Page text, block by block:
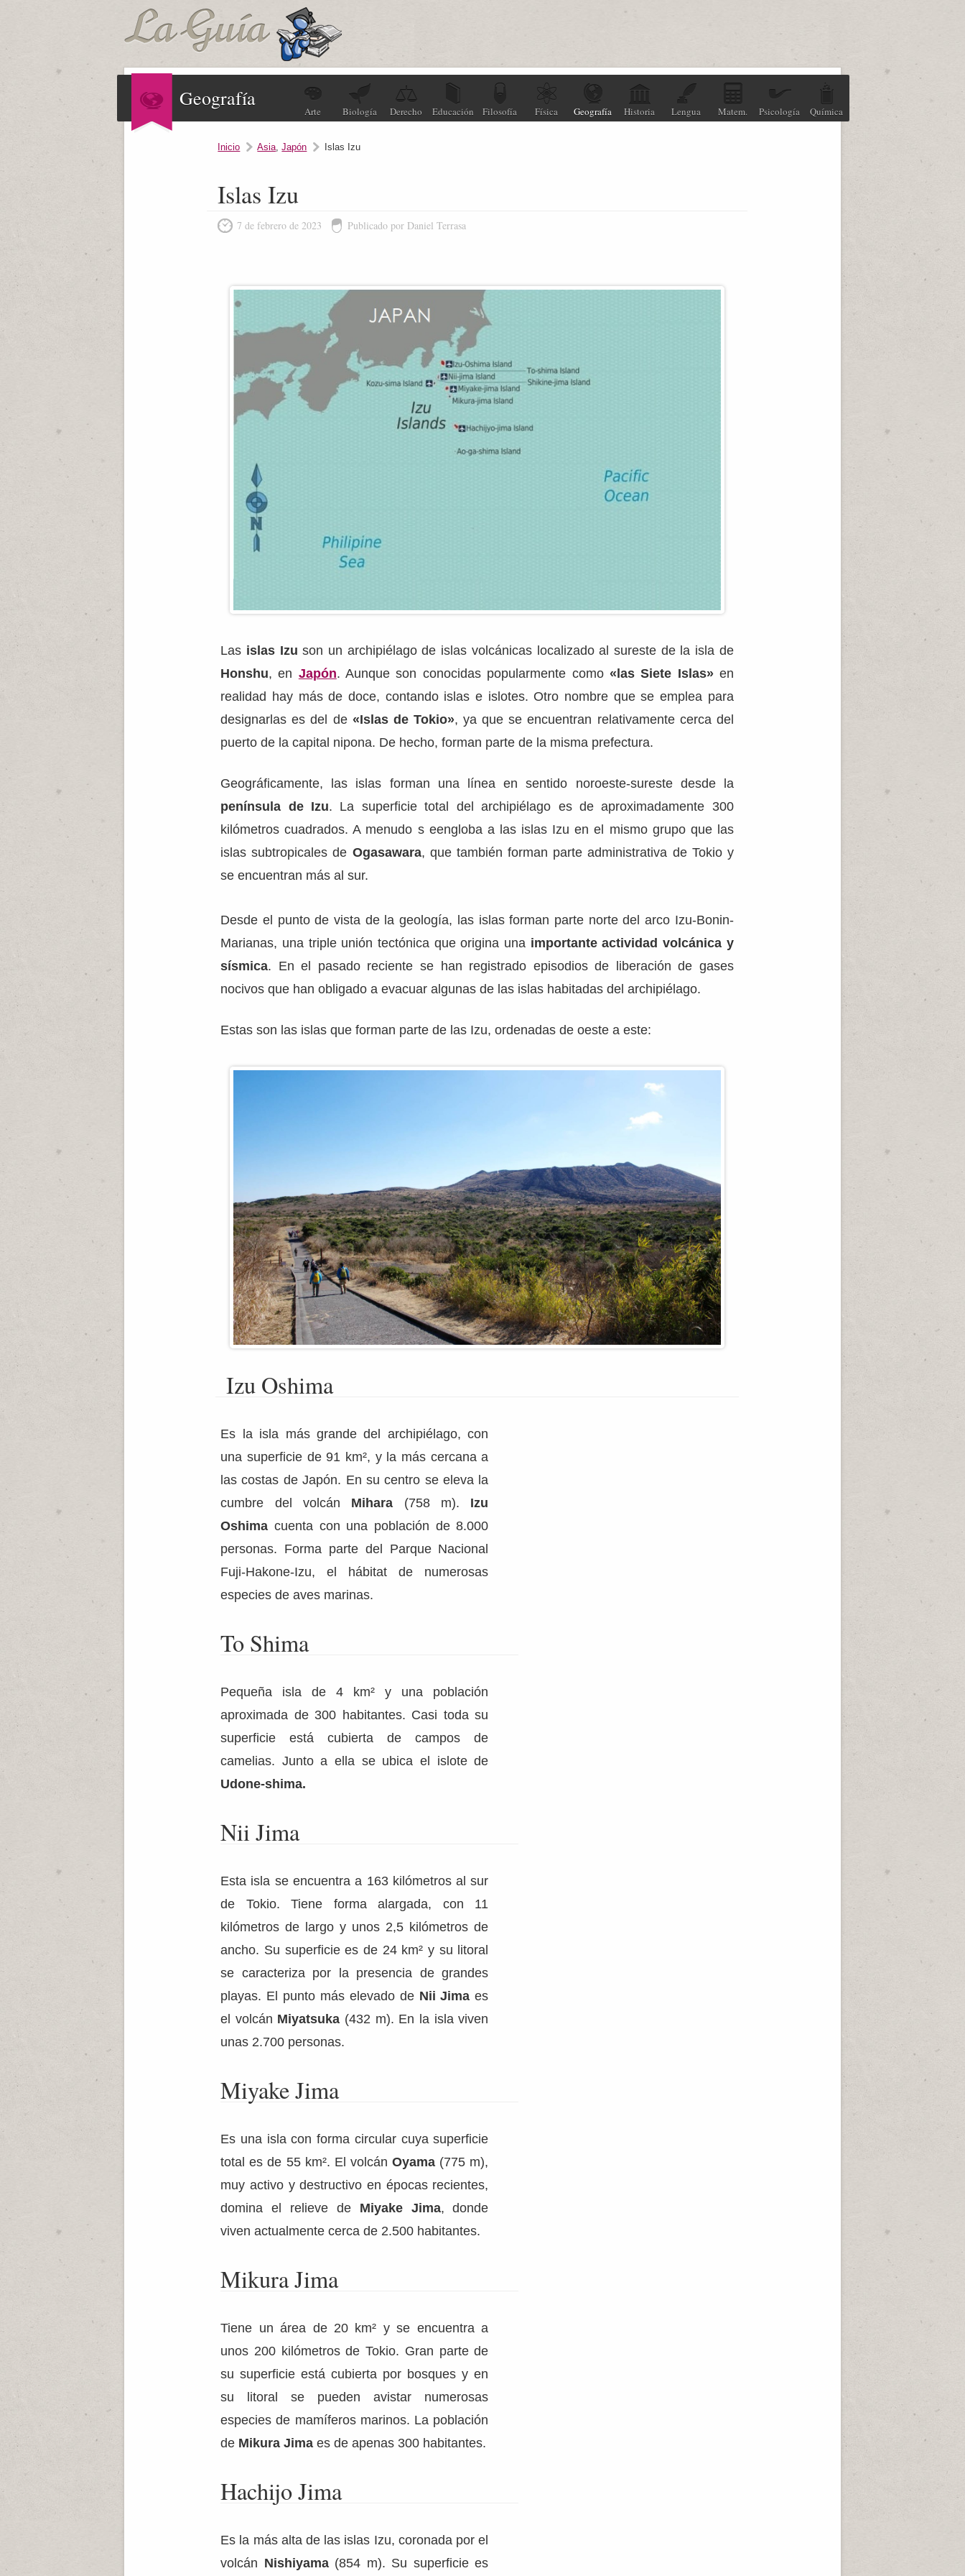
Geografía
Arte Biología Derecho Educación Filosofía Física Geografía Historia Lengua Matem. Psicología Química
Inicio Asia,Japón Islas Izu
Islas Izu
7 de febrero de 2023 Publicado por Daniel Terrasa
Las islas Izu son un archipiélago de islas volcánicas localizado al sureste de la isla de
Honshu, en Japón. Aunque son conocidas popularmente como«las Siete Islas»en
realidad hay más de doce, contando islas e islotes. Otro nombre que se emplea para
designarlas es del de «Islas de Tokio», ya que se encuentran relativamente cerca del
puerto de la capital nipona. De hecho, forman parte de la misma prefectura.
Geográficamente, las islas forman una línea en sentido noroeste-sureste desde la
península de Izu. La superficie total del archipiélago es de aproximadamente 300
kilómetros cuadrados. A menudo s eengloba a las islas Izu en el mismo grupo que las
islas subtropicales de Ogasawara, que también forman parte administrativa de Tokio y
se encuentran más al sur.
Desde el punto de vista de la geología, las islas forman parte norte del arco Izu-Bonin-
Marianas, una triple unión tectónica que origina una importante actividad volcánica y
sísmica. En el pasado reciente se han registrado episodios de liberación de gases
nocivos que han obligado a evacuar algunas de las islas habitadas del archipiélago.
Estas son las islas que forman parte de las Izu, ordenadas de oeste a este:
Izu Oshima
Es la isla más grande del archipiélago, con
una superficie de 91 km², y la más cercana a
las costas de Japón. En su centro se eleva la
cumbre del volcán Mihara (758 m). Izu
Oshima cuenta con una población de 8.000
personas. Forma parte del Parque Nacional
Fuji-Hakone-Izu, el hábitat de numerosas
especies de aves marinas.
To Shima
Pequeña isla de 4 km² y una población
aproximada de 300 habitantes. Casi toda su
superficie está cubierta de campos de
camelias. Junto a ella se ubica el islote de
Udone-shima.
Nii Jima
Esta isla se encuentra a 163 kilómetros al sur
de Tokio. Tiene forma alargada, con 11
kilómetros de largo y unos 2,5 kilómetros de
ancho. Su superficie es de 24 km² y su litoral
se caracteriza por la presencia de grandes
playas. El punto más elevado de Nii Jima es
el volcán Miyatsuka (432 m). En la isla viven
unas 2.700 personas.
Miyake Jima
Es una isla con forma circular cuya superficie
total es de 55 km². El volcánOyama (775 m),
muy activo y destructivo en épocas recientes,
domina el relieve de Miyake Jima, donde
viven actualmente cerca de 2.500 habitantes.
Mikura Jima
Tiene un área de 20 km² y se encuentra a
unos 200 kilómetros de Tokio. Gran parte de
su superficie está cubierta por bosques y en
su litoral se pueden avistar numerosas
especies de mamíferos marinos. La población
de Mikura Jima es de apenas 300 habitantes.
Hachijo Jima
Es la más alta de las islas Izu, coronada por el
volcán Nishiyama(854 m). Su superficie es